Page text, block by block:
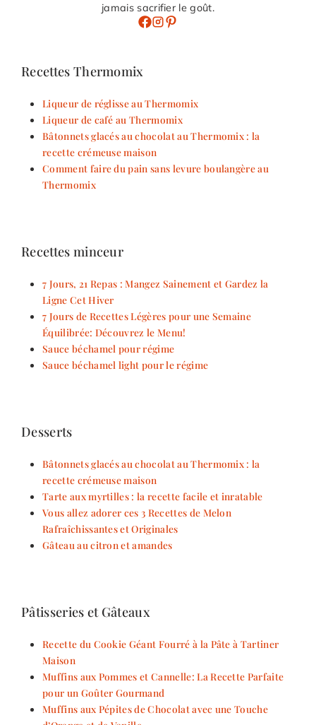
jamais sacrifier le goût.
Recettes Thermomix
Liqueur de réglisse au Thermomix
Liqueur de café au Thermomix
Bâtonnets glacés au chocolat au Thermomix : la
recette crémeuse maison
Comment faire du pain sans levure boulangère au
Thermomix
Recettes minceur
7 Jours, 21 Repas : Mangez Sainement et Gardez la
Ligne Cet Hiver
7 Jours de Recettes Légères pour une Semaine
Équilibrée: Découvrez le Menu!
Sauce béchamel pour régime
Sauce béchamel light pour le régime
Desserts
Bâtonnets glacés au chocolat au Thermomix : la
recette crémeuse maison
Tarte aux myrtilles : la recette facile et inratable
Vous allez adorer ces 3 Recettes de Melon
Rafraîchissantes et Originales
Gâteau au citron et amandes
Pâtisseries et Gâteaux
Recette du Cookie Géant Fourré à la Pâte à Tartiner
Maison
Muffins aux Pommes et Cannelle: La Recette Parfaite
pour un Goûter Gourmand
Muffins aux Pépites de Chocolat avec une Touche